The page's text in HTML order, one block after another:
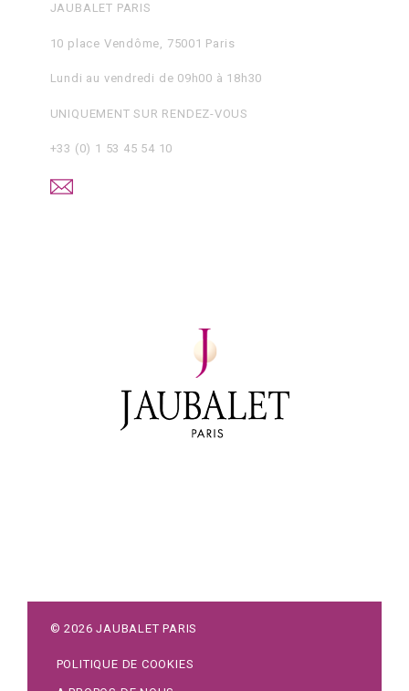
JAUBALET PARIS
10 place Vendôme, 75001 Paris
Lundi au vendredi de 09h00 à 18h30
UNIQUEMENT SUR RENDEZ-VOUS
+33 (0) 1 53 45 54 10
©2026 JAUBALET PARIS
POLITIQUE DE COOKIES